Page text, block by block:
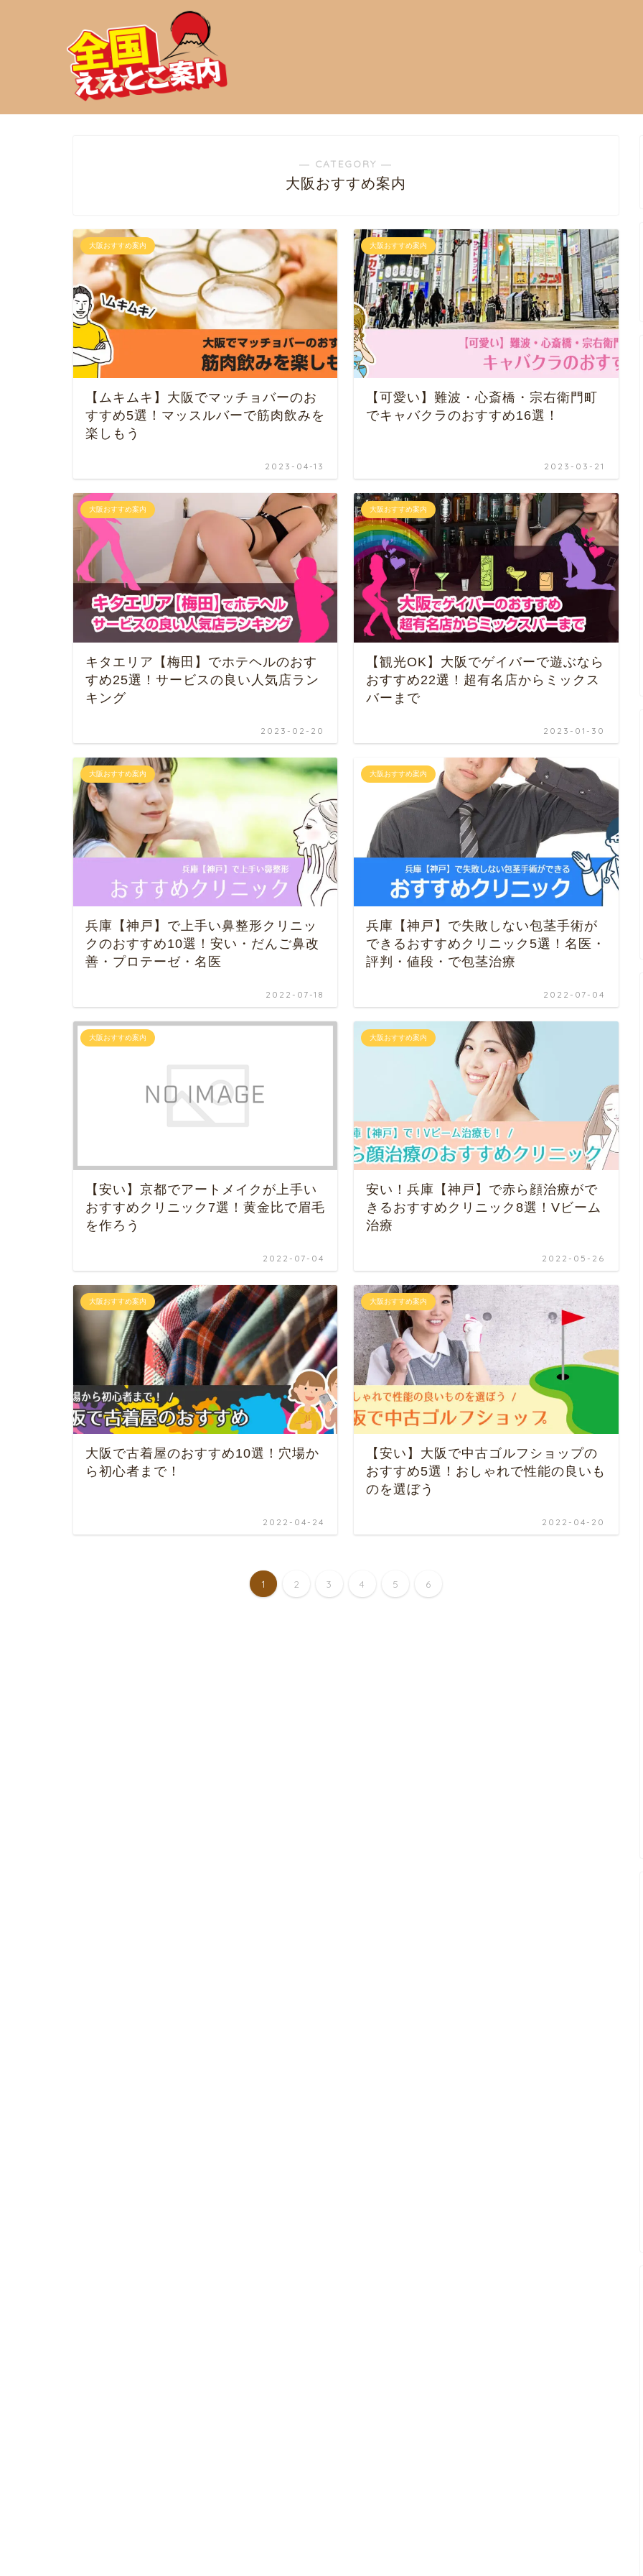
― CATEGORY ―
大阪おすすめ案内
大阪おすすめ案内
【ムキムキ】大阪でマッチョバーのお
すすめ5選！マッスルバーで筋肉飲みを
楽しもう
2023-04-13
大阪おすすめ案内
【可愛い】難波・心斎橋・宗右衛門町
でキャバクラのおすすめ16選！
2023-03-21
大阪おすすめ案内
キタエリア【梅田】でホテヘルのおす
すめ25選！サービスの良い人気店ラン
キング
2023-02-20
大阪おすすめ案内
【観光OK】大阪でゲイバーで遊ぶなら
おすすめ22選！超有名店からミックス
バーまで
2023-01-30
大阪おすすめ案内
兵庫【神戸】で上手い鼻整形クリニッ
クのおすすめ10選！安い・だんご鼻改
善・プロテーゼ・名医
2022-07-18
大阪おすすめ案内
兵庫【神戸】で失敗しない包茎手術が
できるおすすめクリニック5選！名医・
評判・値段・で包茎治療
2022-07-04
大阪おすすめ案内
【安い】京都でアートメイクが上手い
おすすめクリニック7選！黄金比で眉毛
を作ろう
2022-07-04
大阪おすすめ案内
安い！兵庫【神戸】で赤ら顔治療がで
きるおすすめクリニック8選！Vビーム
治療
2022-05-26
大阪おすすめ案内
大阪で古着屋のおすすめ10選！穴場か
ら初心者まで！
2022-04-24
大阪おすすめ案内
【安い】大阪で中古ゴルフショップの
おすすめ5選！おしゃれで性能の良いも
のを選ぼう
2022-04-20
1 2 3 4 5 6